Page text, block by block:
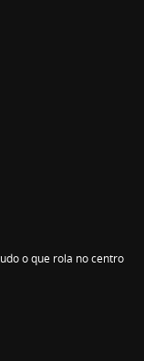
o que rola no centro